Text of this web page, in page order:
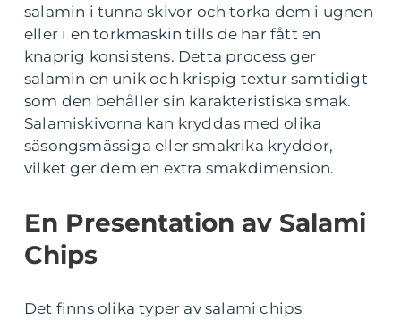
salamin i tunna skivor och torka dem i ugnen
eller i en torkmaskin tills de har fått en
knaprig konsistens. Detta process ger
salamin en unik och krispig textur samtidigt
som den behåller sin karakteristiska smak.
Salamiskivorna kan kryddas med olika
säsongsmässiga eller smakrika kryddor,
vilket ger dem en extra smakdimension.
En Presentation av Salami
Chips
Det finns olika typer av salami chips